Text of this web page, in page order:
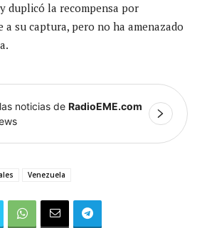
y duplicó la recompensa por
su captura, pero no ha amenazado
noticias de RadioEME.com
Venezuela